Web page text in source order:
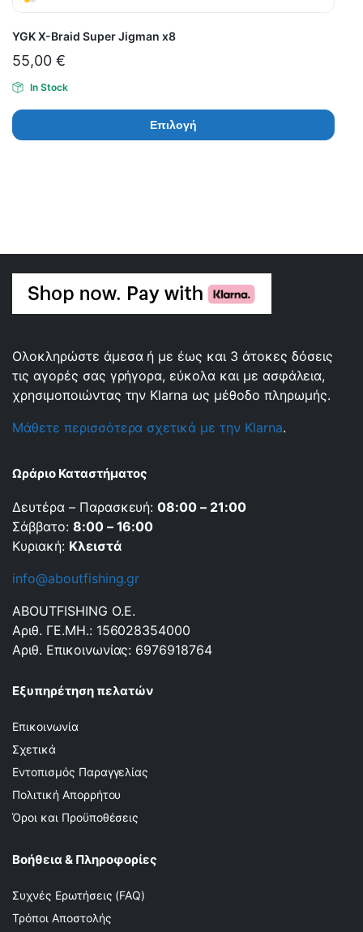
YGK X-Braid Super Jigman x8
55,00 €
In Stock
Επιλογή
Ολοκληρώστε άμεσα ή με έως και 3 άτοκες δόσεις
τις αγορές σας γρήγορα, εύκολα και με ασφάλεια,
χρησιμοποιώντας την Klarna ως μέθοδο πληρωμής.
Μάθετε περισσότερα σχετικά με την Klarna.
Ωράριο Καταστήματος
Δευτέρα – Παρασκευή:08:00 – 21:00
Σάββατο: 8:00 – 16:00
Κυριακή: Κλειστά
info@aboutfishing.gr
ABOUTFISHING Ο.Ε.
Αριθ. ΓΕ.ΜΗ.: 156028354000
Αριθ. Επικοινωνίας: 6976918764
Εξυπηρέτηση πελατών
Επικοινωνία
Σχετικά
Εντοπισμός Παραγγελίας
Πολιτική Απορρήτου
Όροι και Προϋποθέσεις
Βοήθεια & Πληροφορίες
Συχνές Ερωτήσεις (FAQ)
Τρόποι Αποστολής